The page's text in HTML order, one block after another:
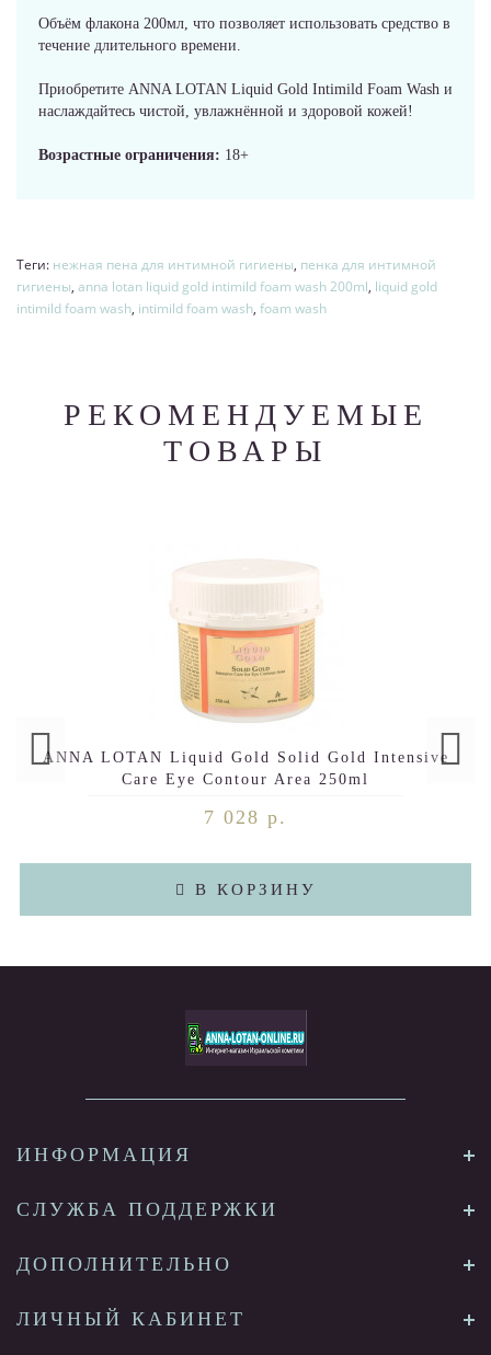
Объём флакона 200мл, что позволяет использовать средство в
течение длительного времени.
Приобретите ANNA LOTAN Liquid Gold Intimild Foam Wash и
наслаждайтесь чистой, увлажнённой и здоровой кожей!
Возрастные ограничения: 18+
Теги: нежная пена для интимной гигиены, пенка для интимной
гигиены, anna lotan liquid gold intimild foam wash 200ml, liquid gold
intimild foam wash, intimild foam wash, foam wash
РЕКОМЕНДУЕМЫЕ
ТОВАРЫ
ANNA LOTAN Liquid Gold Solid Gold Intensive
Care Eye Contour Area 250ml
7 028 р.
В КОРЗИНУ
ИНФОРМАЦИЯ
СЛУЖБА ПОДДЕРЖКИ
ДОПОЛНИТЕЛЬНО
ЛИЧНЫЙ КАБИНЕТ